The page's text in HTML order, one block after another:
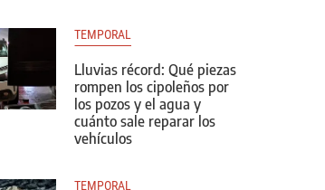
TEMPORAL
Lluvias récord: Qué piezas
rompen los cipoleños por
los pozos y el agua y
cuánto sale reparar los
vehículos
TEMPORAL